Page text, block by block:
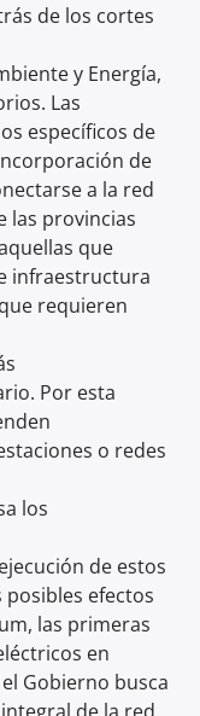
de los cortes
y Energía,
Las
específicos de
de
a la red
las provincias
que
infraestructura
requieren
Por esta
o redes
los
de estos
efectos
las primeras
en
Gobierno busca